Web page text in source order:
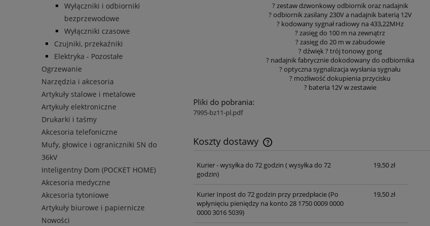
Wyłączniki i odbiorniki
bezprzewodowe
Wyłączniki czasowe
Czujniki, przekaźniki
Elektryka - Pozostałe
Ogrzewanie
Narzędzia i akcesoria
Artykuły stalowe i metalowe
Artykuły elektroniczne
Drukarki i taśmy
Akcesoria telefoniczne
Mufy, głowice i ograniczniki SN do
36kV
Inteligentny Dom (POCKET HOME)
Akcesoria medyczne
Akcesoria tytoniowe
Artykuły biurowe i papiernicze
Nowości
? zestaw dzwonkowy odbiornik oraz nadajnik
? odbiornik zasilany 230V a nadajnik baterią 12V
? kodowany sygnał radiowy na 433,22MHz
? zasięg do 100 m na zewnątrz
? zasięg do 20 m w zabudowie
? dźwięk ? trój tonowy gong
? nadajnik fabrycznie dokodowany do odbiornika
? optyczna sygnalizacja wysłania sygnału
? możliwość dokupienia przycisku
? bateria 12V w zestawie
Pliki do pobrania:
7995-bz11-pl.pdf
Koszty dostawy
Cena nie zawiera ewentualnych kosztów
Kurier - wysyłka do 72 godzin ( wysyłka do 72
godzin)
19,50 zł
Kurier Inpost do 72 godzin przy przedpłacie(Po
wpłynięciu pieniędzy na konto 28 1750 0009 0000
0000 3016 5039)
19,50 zł